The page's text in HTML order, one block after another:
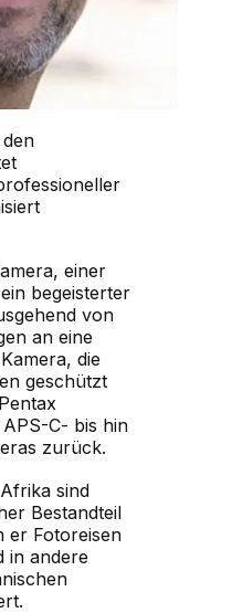
einer
begeisterter
von
an eine
die
geschützt
C- bis hin
zurück.
sind
Bestandteil
er Fotoreisen
in andere